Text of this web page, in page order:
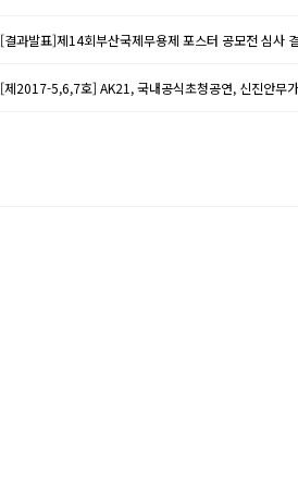
[결과발표]제14회부산국제무용제 포스터 공모전 심사
[제2017-5,6,7호] AK21, 국내공식초청공연, 신진안무